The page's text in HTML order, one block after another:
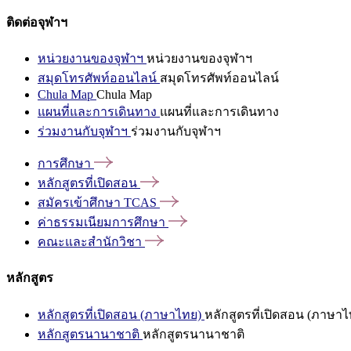
ติดต่อจุฬาฯ
หน่วยงานของจุฬาฯ หน่วยงานของจุฬาฯ
สมุดโทรศัพท์ออนไลน์ สมุดโทรศัพท์ออนไลน์
Chula Map Chula Map
แผนที่และการเดินทาง แผนที่และการเดินทาง
ร่วมงานกับจุฬาฯ ร่วมงานกับจุฬาฯ
การศึกษา
หลักสูตรที่เปิดสอน
สมัครเข้าศึกษา TCAS
ค่าธรรมเนียมการศึกษา
คณะและสำนักวิชา
หลักสูตร
หลักสูตรที่เปิดสอน (ภาษาไทย) หลักสูตรที่เปิดสอน (ภาษาไ
หลักสูตรนานาชาติ หลักสูตรนานาชาติ